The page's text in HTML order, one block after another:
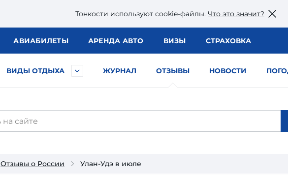
Тонкости используют сookie-файлы. Что это значит?
АВИАБИЛЕТЫ АРЕНДА АВТО ВИЗЫ СТРАХОВКА
ВИДЫ ОТДЫХА ЖУРНАЛ ОТЗЫВЫ НОВОСТИ
Отзывы о России Улан-Удэ в июле